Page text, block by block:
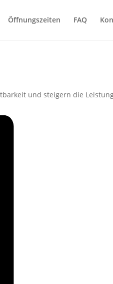
Öffnungszeiten FAQ
und steigern die